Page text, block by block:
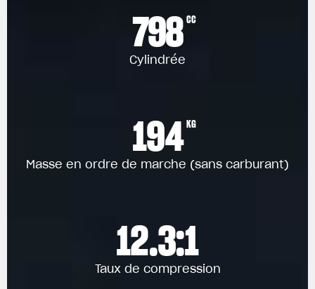
798 CC
Cylindrée
194 KG
Masse en ordre de marche (sans carburant)
12.3:1
Taux de compression